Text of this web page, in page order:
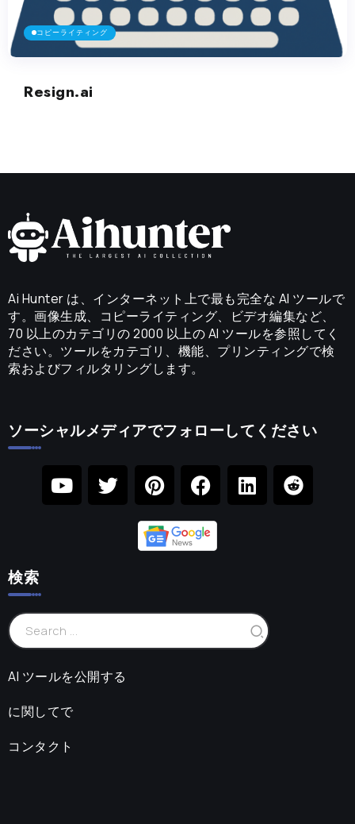
コピーライティング
Resign.ai
Ai Hunter は、インターネット上で最も完全な AI ツールで
す。画像生成、コピーライティング、ビデオ編集など、
70 以上のカテゴリの 2000 以上の AI ツールを参照してく
ださい。ツールをカテゴリ、機能、プリンティングで検
索およびフィルタリングします。
ソーシャルメディアでフォローしてください
検索
AI ツールを公開する
に関してで
コンタクト